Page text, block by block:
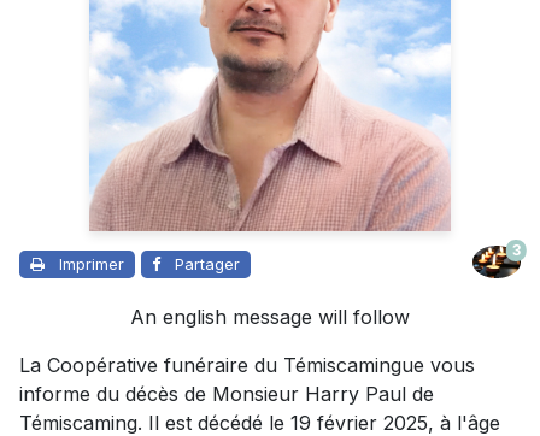
Imprimer Partager
3
An english message will follow
La Coopérative funéraire du Témiscamingue vous
informe du décès de Monsieur Harry Paul de
Témiscaming. Il est décédé le 19 février 2025, à l'âge